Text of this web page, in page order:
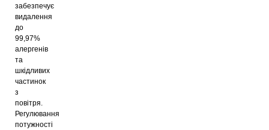
забезпечує
видалення
до
99,97%
алергенів
та
шкідливих
частинок
з
повітря.
Регулювання
потужності